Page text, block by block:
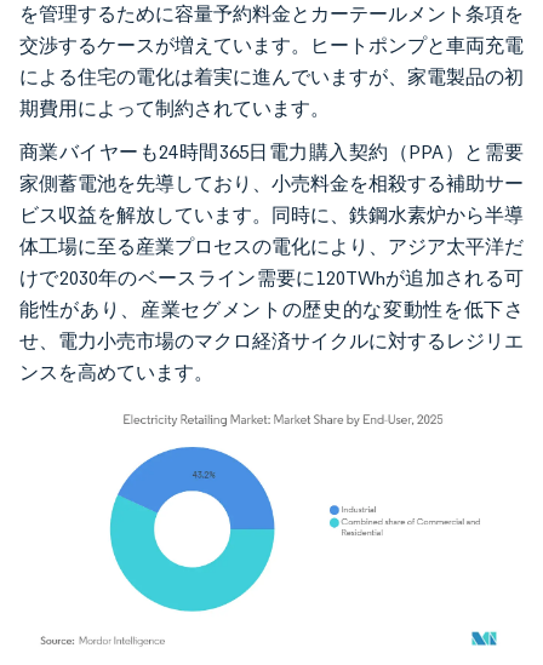
を管理するために容量予約料金とカーテールメント条項を
交渉するケースが増えています。ヒートポンプと車両充電
による住宅の電化は着実に進んでいますが、家電製品の初
期費用によって制約されています。
商業バイヤーも24時間365日電力購入契約（PPA）と需要
家側蓄電池を先導しており、小売料金を相殺する補助サー
ビス収益を解放しています。同時に、鉄鋼水素炉から半導
体工場に至る産業プロセスの電化により、アジア太平洋だ
けで2030年のベースライン需要に120TWhが追加される可
能性があり、産業セグメントの歴史的な変動性を低下さ
せ、電力小売市場のマクロ経済サイクルに対するレジリエ
ンスを高めています。